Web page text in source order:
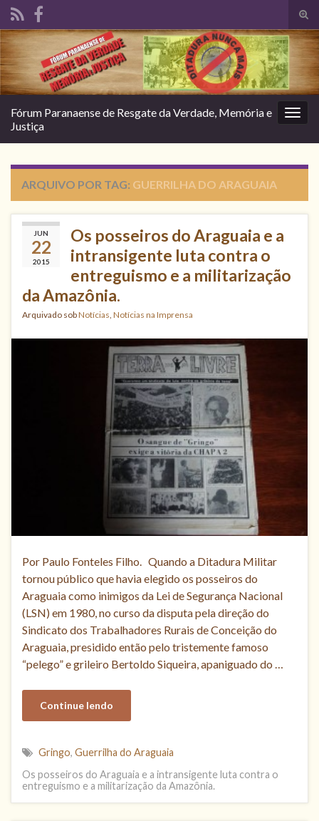
de
Search for:
Fórum Paranaense de Resgate da Verdade, Memória e
Justiça
ARQUIVO POR TAG: GUERRILHA DO ARAGUAIA
JUN
22
2015
Os posseiros do Araguaia e a
intransigente luta contra o
entreguismo e a militarização
da Amazônia.
Arquivado sobNotícias Notícias na Imprensa
Por Paulo Fonteles Filho. Quando a Ditadura Militar
tornou público que havia elegido os posseiros do
Araguaia como inimigos da Lei de Segurança Nacional
(LSN) em 1980, no curso da disputa pela direção do
Sindicato dos Trabalhadores Rurais de Conceição do
Araguaia, presidido então pelo tristemente famoso
“pelego” e grileiro Bertoldo Siqueira, apaniguado do …
Continue lendo
Gringo, Guerrilha do Araguaia
Os posseiros do Araguaia e a intransigente luta contra o
entreguismo e a militarização da Amazônia.